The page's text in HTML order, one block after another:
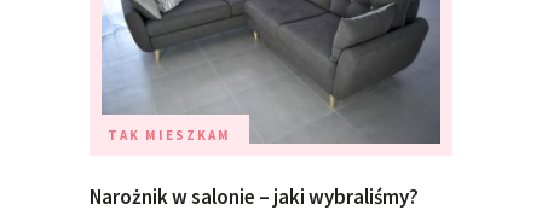
TAK MIESZKAM
Narożnik w salonie – jaki wybraliśmy?